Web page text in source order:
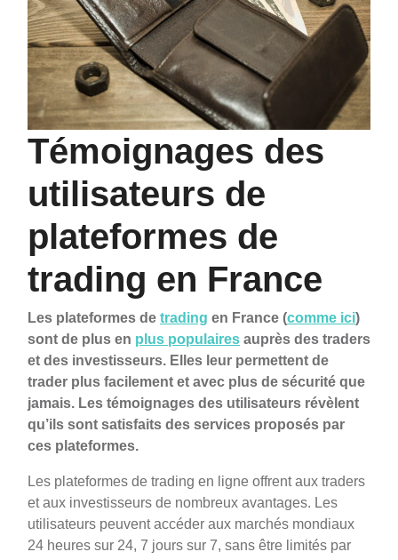
Témoignages des
utilisateurs de
plateformes de
trading en France
Les plateformes de trading en France (comme ici)
sont de plus en plus populaires auprès des traders
et des investisseurs. Elles leur permettent de
trader plus facilement et avec plus de sécurité que
jamais. Les témoignages des utilisateurs révèlent
qu’ils sont satisfaits des services proposés par
ces plateformes.
Les plateformes de trading en ligne offrent aux traders
et aux investisseurs de nombreux avantages. Les
utilisateurs peuvent accéder aux marchés mondiaux
24 heures sur 24, 7 jours sur 7, sans être limités par